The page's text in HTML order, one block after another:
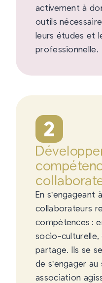
activement à
outils
leurs études et
professionnelle.
2
En s'engageant
collaborateurs
compétences :
socio-culturelle,
partage. Ils se
de s'engager au
association